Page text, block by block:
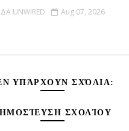
UNWIRED Aug 07, 2026
ΥΠΆΡΧΟΥΝ ΣΧΌΛΙΑ:
ΣΧΟΛΊΟΥ